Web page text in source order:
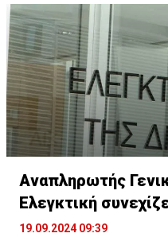
Αναπληρωτής
Ελεγκτική
19.09.2024 09:39